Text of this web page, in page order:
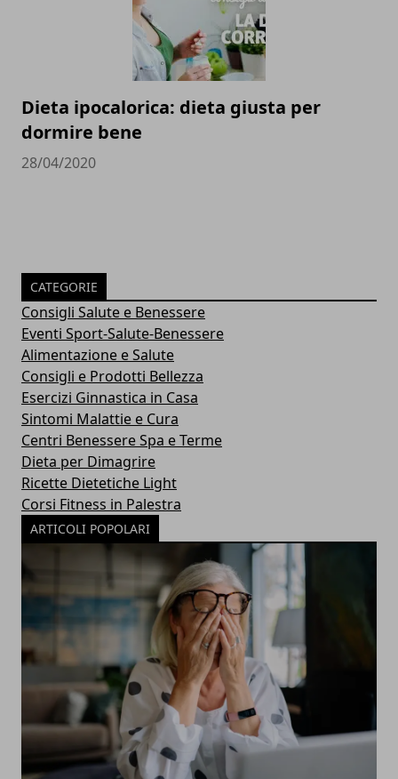
Dieta ipocalorica: dieta giusta per
dormire bene
28/04/2020
CATEGORIE
Consigli Salute e Benessere
Eventi Sport-Salute-Benessere
Alimentazione e Salute
Consigli e Prodotti Bellezza
Esercizi Ginnastica in Casa
Sintomi Malattie e Cura
Centri Benessere Spa e Terme
Dieta per Dimagrire
Ricette Dietetiche Light
Corsi Fitness in Palestra
ARTICOLI POPOLARI